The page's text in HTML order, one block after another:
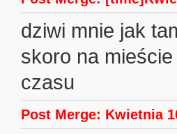
dziwi mnie jak
skoro na
czasu
Post Merge: Kwietnia